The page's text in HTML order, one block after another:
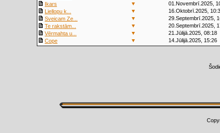
Ikars
▼
01.Novembrī.2025,
Liellopu k...
▼
16.Oktobrī.2025,
Sveicam Ze...
▼
29.Septembrī.2025,
Te rakstām...
▼
20.Septembrī.2025,
Vērmahta u...
▼
21.Jūlijā.2025, 08:18
Cope
▼ 14.Jūlijā.2025, 15:26